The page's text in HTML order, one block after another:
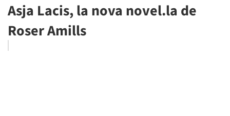
Asja Lacis, la nova novel.la de
Roser Amills